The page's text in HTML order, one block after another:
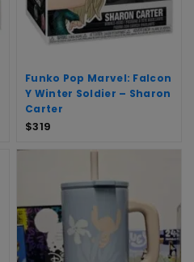
Funko Pop Marvel: Falcon
Y Winter Soldier – Sharon
Carter
$319